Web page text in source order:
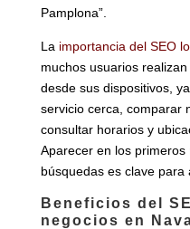
Pamplona”.
La importancia del SEO
muchos usuarios
desde sus dispositivos,
servicio cerca, comparar
consultar horarios y
Aparecer en los
búsquedas es clave para
Beneficios del
negocios en